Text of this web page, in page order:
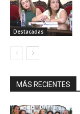
Destacadas
MÁS RECIENTES